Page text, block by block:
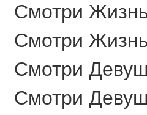
Смотри
Смотри
Смотри
Смотри